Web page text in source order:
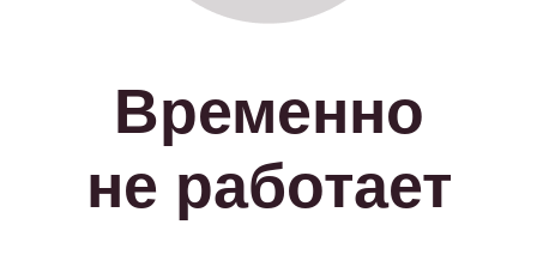
Временно
не работает